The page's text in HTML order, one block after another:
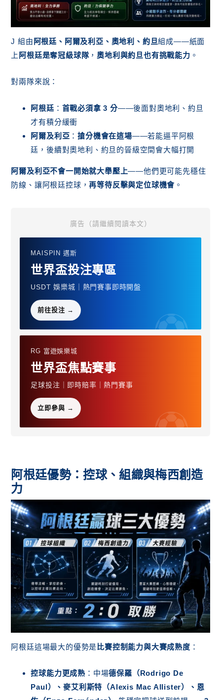
J 組由 阿根廷、阿爾及利亞、奧地利、約旦組成——紙面
上 阿根廷是奪冠級球隊，奧地利與約旦也有挑戰能力 。
對兩隊來說：
阿根廷 ： 首戰必須拿 3 分——後面對奧地利、約旦
才有積分緩衝
阿爾及利亞 ：搶分機會在這場——若能逼平阿根
廷，後續對奧地利、約旦的晉級空間會大幅打開
阿爾及利亞不會一開始就大舉壓上——他們更可能先穩住
防線、讓阿根廷控球，再等待反擊與定位球機會 。
廣告（請繼續閱讀本文）
MAISPIN 邁斯
世界盃投注專區
USDT 娛樂城｜熱門賽事即時開盤
前往投注 →
RG 富遊娛樂城
世界盃焦點賽事
足球投注｜即時賠率｜熱門賽事
立即參與 →
阿根廷優勢：控球、組織與梅西創造
力
阿根廷這場最大的優勢是 比賽控制能力與大賽成熟度 ：
控球能力更成熟 ：中場德保羅（Rodrigo De
Paul）、麥艾利斯特（Alexis Mac Allister）、恩